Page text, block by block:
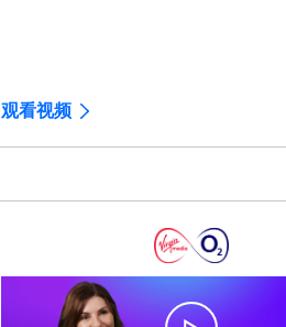
观看视频